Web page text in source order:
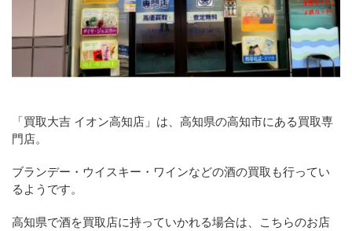
「買取大吉 イオン高知店」は、高知県の高知市にある買取専
門店。
ブランデー・ウイスキー・ワインなどの酒の買取も行ってい
るようです。
高知県で酒を買取店に持っていかれる場合は、こちらのお店